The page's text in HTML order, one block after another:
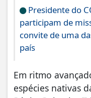
Presidente do
participam de
convite de uma
país
Em ritmo
espécies nativas